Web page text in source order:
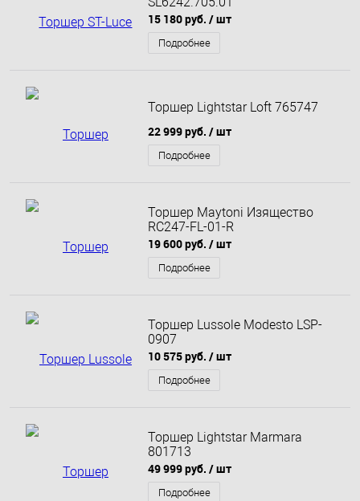
15 180 руб. / шт
Подробнее
Торшер Lightstar Loft 765747
22 999 руб. / шт
Подробнее
Торшер Maytoni Изящество
RC247-FL-01-R
19 600 руб. / шт
Подробнее
Торшер Lussole Modesto LSP-
0907
10 575 руб. / шт
Подробнее
Торшер Lightstar Marmara
801713
49 999 руб. / шт
Подробнее